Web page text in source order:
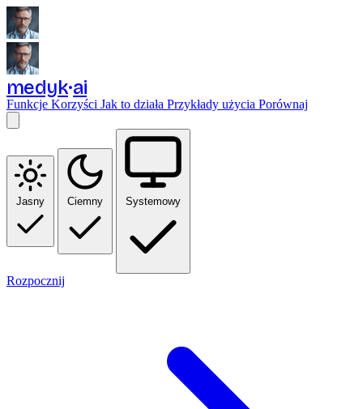
medyk ai
Funkcje Korzyści Jak to działa Przykłady użycia Porównaj
Jasny Ciemny Systemowy
Rozpocznij